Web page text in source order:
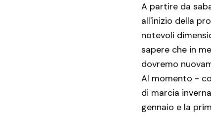
A partire da
all'inizio della
notevoli
sapere che in
dovremo
Al momento -
di marcia
gennaio e la